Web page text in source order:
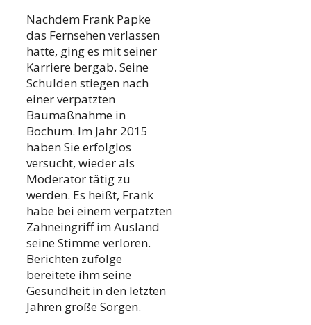
Nachdem Frank Papke
das Fernsehen verlassen
hatte, ging es mit seiner
Karriere bergab. Seine
Schulden stiegen nach
einer verpatzten
Baumaßnahme in
Bochum. Im Jahr 2015
haben Sie erfolglos
versucht, wieder als
Moderator tätig zu
werden. Es heißt, Frank
habe bei einem verpatzten
Zahneingriff im Ausland
seine Stimme verloren.
Berichten zufolge
bereitete ihm seine
Gesundheit in den letzten
Jahren große Sorgen.